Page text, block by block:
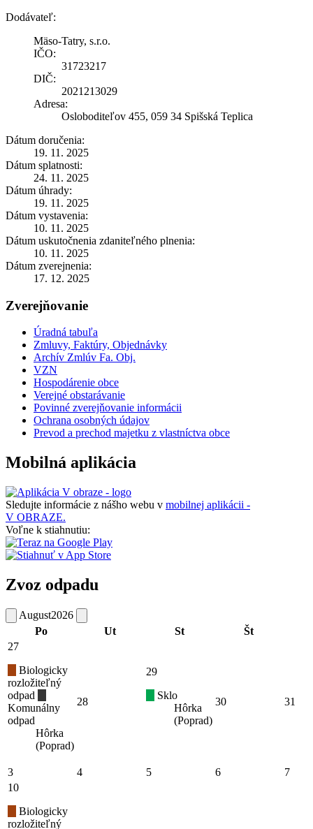
Dodávateľ:
Mäso-Tatry, s.r.o.
IČO:
31723217
DIČ:
2021213029
Adresa:
Osloboditeľov 455, 059 34 Spišská Teplica
Dátum doručenia:
19. 11. 2025
Dátum splatnosti:
24. 11. 2025
Dátum úhrady:
19. 11. 2025
Dátum vystavenia:
10. 11. 2025
Dátum uskutočnenia zdaniteľného plnenia:
10. 11. 2025
Dátum zverejnenia:
17. 12. 2025
Zverejňovanie
Úradná tabuľa
Zmluvy, Faktúry, Objednávky
Archív Zmlúv Fa. Obj.
VZN
Hospodárenie obce
Verejné obstarávanie
Povinné zverejňovanie informácii
Ochrana osobných údajov
Prevod a prechod majetku z vlastníctva obce
Mobilná aplikácia
Sledujte informácie z nášho webu v mobilnej aplikácii -
V OBRAZE.
Voľne k stiahnutiu:
Zvoz odpadu
August2026
Po
Ut St Št
27
Biologicky
rozložiteľný
odpad
Komunálny
odpad
Hôrka
(Poprad)
28
29
Sklo
Hôrka
(Poprad)
30 31
3 4 5 6
7
10
Biologicky
rozložiteľný